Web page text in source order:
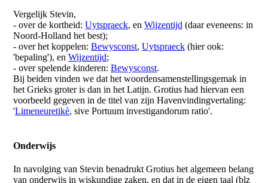
Vergelijk Stevin,
- over de kortheid: Uytspraeck, en Wijzentijd (daar eveneens: in
Noord-Holland het best);
- over het koppelen: Bewysconst, Uytspraeck (hier ook:
'bepaling'), en Wijzentijd;
- over spelende kinderen: Bewysconst.
Bij beiden vinden we dat het woordensamenstellingsgemak in
het Grieks groter is dan in het Latijn. Grotius had hiervan een
voorbeeld gegeven in de titel van zijn Havenvindingvertaling:
'Limeneuretikè, sive Portuum investigandorum ratio'.
Onderwijs
In navolging van Stevin benadrukt Grotius het algemeen belang
van onderwijs in wiskundige zaken, en dat in de eigen taal (blz